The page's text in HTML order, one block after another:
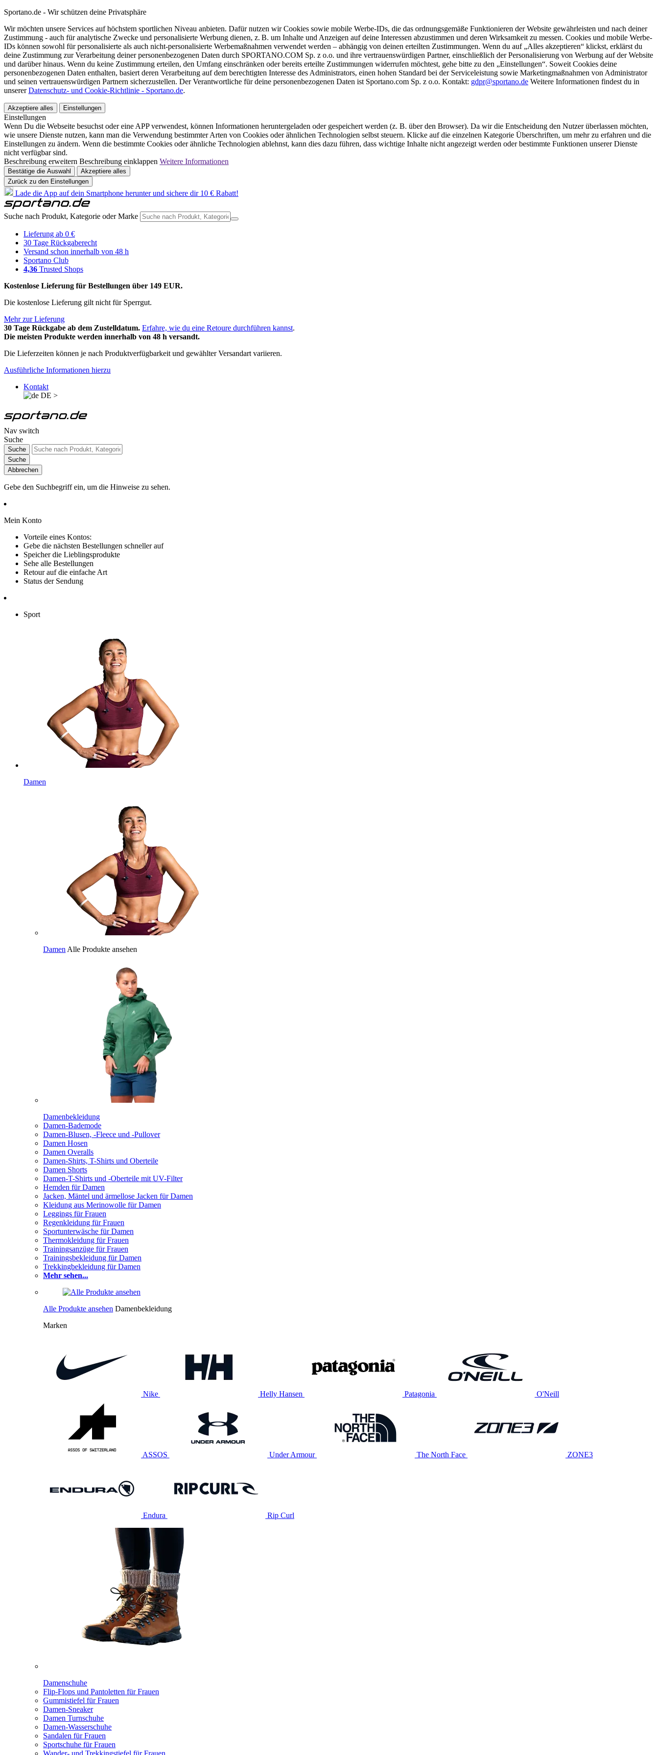
Sportano.de - Wir schützen deine Privatsphäre
Wir möchten unsere Services auf höchstem sportlichen Niveau anbieten. Dafür nutzen wir Cookies sowie mobile Werbe-IDs, die das ordnungsgemäße Funktionieren der Website gewährleisten und nach deiner
Zustimmung - auch für analytische Zwecke und personalisierte Werbung dienen, z. B. um Inhalte und Anzeigen auf deine Interessen abzustimmen und deren Wirksamkeit zu messen. Cookies und mobile Werbe-
IDs können sowohl für personalisierte als auch nicht-personalisierte Werbemaßnahmen verwendet werden – abhängig von deinen erteilten Zustimmungen. Wenn du auf „Alles akzeptieren“ klickst, erklärst du
deine Zustimmung zur Verarbeitung deiner personenbezogenen Daten durch SPORTANO.COM Sp. z o.o. und ihre vertrauenswürdigen Partner, einschließlich der Personalisierung von Werbung auf der Website
und darüber hinaus. Wenn du keine Zustimmung erteilen, den Umfang einschränken oder bereits erteilte Zustimmungen widerrufen möchtest, gehe bitte zu den „Einstellungen“. Soweit Cookies deine
personenbezogenen Daten enthalten, basiert deren Verarbeitung auf dem berechtigten Interesse des Administrators, einen hohen Standard bei der Serviceleistung sowie Marketingmaßnahmen von Administrator
und seinen vertrauenswürdigen Partnern sicherzustellen. Der Verantwortliche für deine personenbezogenen Daten ist Sportano.com Sp. z o.o. Kontakt: gdpr@sportano.de Weitere Informationen findest du in
unsererDatenschutz- und Cookie-Richtlinie - Sportano.de.
Akzeptiere alles Einstellungen
Einstellungen
Wenn Du die Webseite besuchst oder eine APP verwendest, können Informationen heruntergeladen oder gespeichert werden (z. B. über den Browser). Da wir die Entscheidung den Nutzer überlassen möchten,
wie unsere Dienste nutzen, kann man die Verwendung bestimmter Arten von Cookies oder ähnlichen Technologien selbst steuern. Klicke auf die einzelnen Kategorie Überschriften, um mehr zu erfahren und die
Einstellungen zu ändern. Wenn die bestimmte Cookies oder ähnliche Technologien ablehnst, kann dies dazu führen, dass wichtige Inhalte nicht angezeigt werden oder bestimmte Funktionen unserer Dienste
nicht verfügbar sind.
Beschreibung erweitern Beschreibung einklappen Weitere Informationen
Bestätige die Auswahl
Akzeptiere alles
Zurück zu den Einstellungen
Lade die App auf dein Smartphone herunter und sichere dir 10 € Rabatt!
Suche nach Produkt, Kategorie oder Marke
Lieferung ab 0 €
30 Tage Rückgaberecht
Versand schon innerhalb von 48 h
Sportano Club
4,36 Trusted Shops
Kostenlose Lieferung für Bestellungen über 149 EUR.
Die kostenlose Lieferung gilt nicht für Sperrgut.
Mehr zur Lieferung
30 Tage Rückgabe ab dem Zustelldatum. Erfahre, wie du eine Retoure durchführen kannst.
Die meisten Produkte werden innerhalb von 48 h versandt.
Die Lieferzeiten können je nach Produktverfügbarkeit und gewählter Versandart variieren.
Ausführliche Informationen hierzu
Kontakt
DE >
Nav switch
Suche
Suche
Suche
Abbrechen
Gebe den Suchbegriff ein, um die Hinweise zu sehen.
Mein Konto
Vorteile eines Kontos:
Gebe die nächsten Bestellungen schneller auf
Speicher die Lieblingsprodukte
Sehe alle Bestellungen
Retour auf die einfache Art
Status der Sendung
Sport
Damen
Damen Alle Produkte ansehen
Damenbekleidung
Damen-Bademode
Damen-Blusen, -Fleece und -Pullover
Damen Hosen
Damen Overalls
Damen-Shirts, T-Shirts und Oberteile
Damen Shorts
Damen-T-Shirts und -Oberteile mit UV-Filter
Hemden für Damen
Jacken, Mäntel und ärmellose Jacken für Damen
Kleidung aus Merinowolle für Damen
Leggings für Frauen
Regenkleidung für Frauen
Sportunterwäsche für Damen
Thermokleidung für Frauen
Trainingsanzüge für Frauen
Trainingsbekleidung für Damen
Trekkingbekleidung für Damen
Mehr sehen...
Alle Produkte ansehen Damenbekleidung
Marken
Nike Helly Hansen Patagonia O'Neill
ASSOS Under Armour The North Face ZONE3
Endura Rip Curl
Damenschuhe
Flip-Flops und Pantoletten für Frauen
Gummistiefel für Frauen
Damen-Sneaker
Damen Turnschuhe
Damen-Wasserschuhe
Sandalen für Frauen
Sportschuhe für Frauen
Wander- und Trekkingstiefel für Frauen